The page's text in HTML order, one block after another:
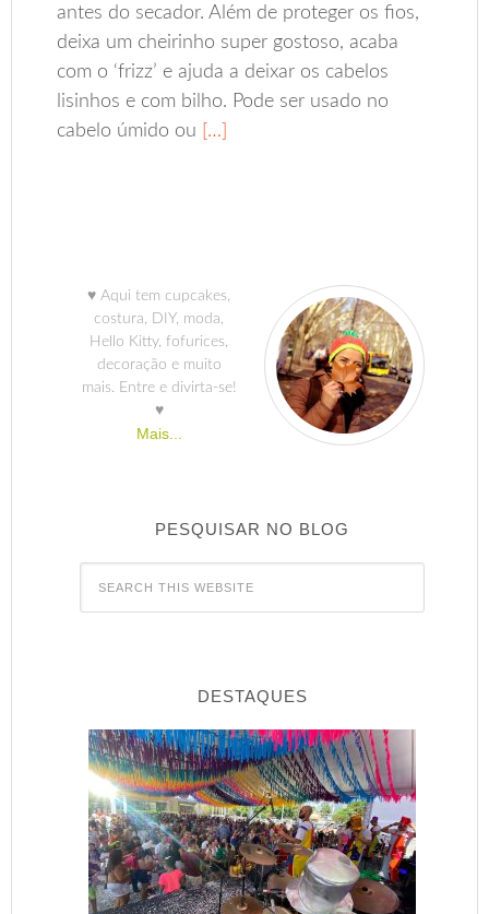
antes do secador. Além de proteger os fios,
deixa um cheirinho super gostoso, acaba
com o ‘frizz’ e ajuda a deixar os cabelos
lisinhos e com bilho. Pode ser usado no
cabelo úmido ou […]
♥ Aqui tem cupcakes,
costura, DIY, moda,
Hello Kitty, fofurices,
decoração e muito
mais. Entre e divirta-se!
♥
Mais...
PESQUISAR NO BLOG
DESTAQUES